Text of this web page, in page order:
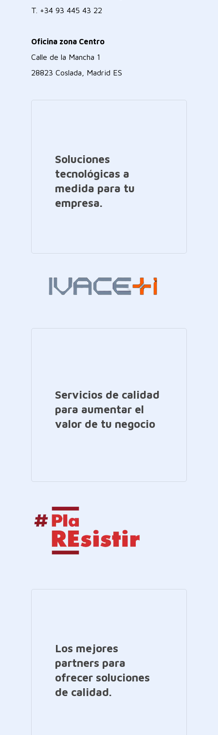
T. +34 93 445 43 22
Oficina zona Centro
Calle de la Mancha 1
28823 Coslada, Madrid ES
Soluciones
tecnológicas a
medida para tu
empresa.
Servicios de calidad
para aumentar el
valor de tu negocio
Los mejores
partners para
ofrecer soluciones
de calidad.